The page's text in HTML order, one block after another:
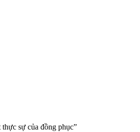
sự của đồng phục”